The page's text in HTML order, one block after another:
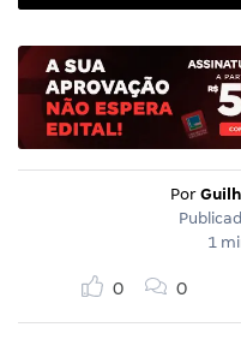
Por
1
0 0